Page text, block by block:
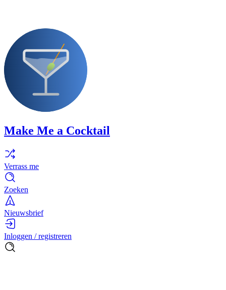
Make Me a Cocktail
Verrass me
Zoeken
Nieuwsbrief
Inloggen / registreren